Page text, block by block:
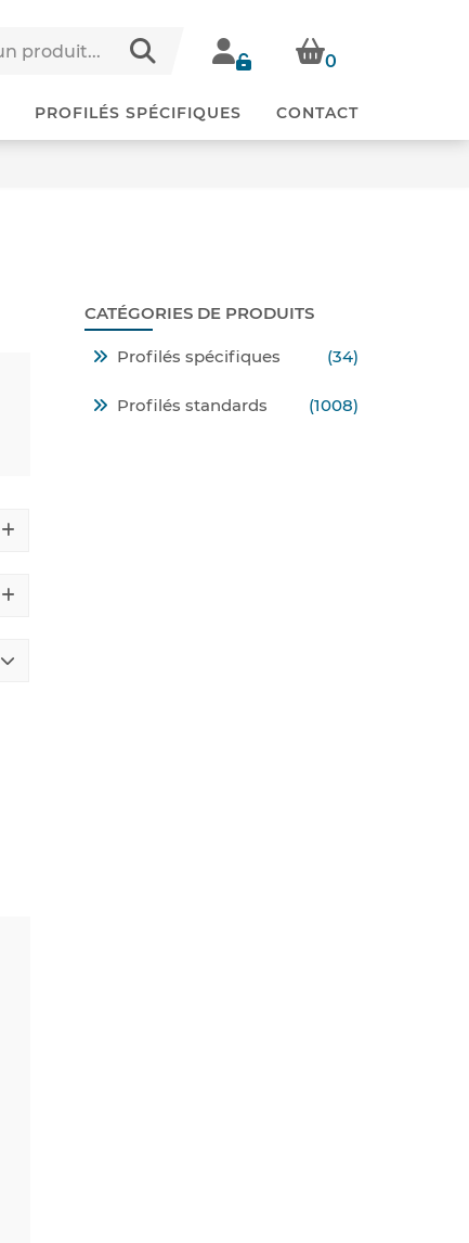
0
PROFILÉS SPÉCIFIQUES CONTACT
CATÉGORIES DE PRODUITS
Profilés spécifiques (34)
Profilés standards (1008)